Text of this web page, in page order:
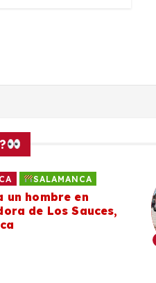
SALAMANCA
un hombre en
de Los Sauces,